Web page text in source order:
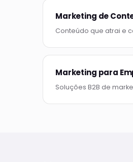
Marketing de
Conteúdo que atrai e
Marketing para
Soluções B2B de